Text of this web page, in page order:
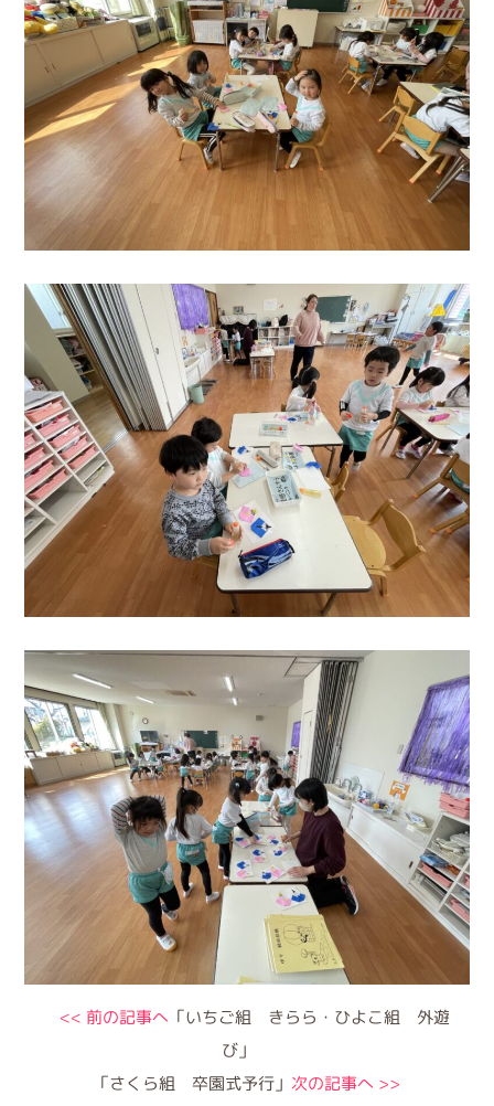
<< 前の記事へ 「いちご組 きらら・ひよこ組 外遊
び」
「さくら組 卒園式予行」 次の記事へ >>